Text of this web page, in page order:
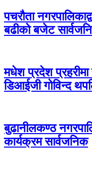
पचरौता
बढीको बजेट
मधेश प्रदेश
डिआईजी गोविन्द
बुढानीलकण्ठ
कार्यक्रम सार्वजनिक